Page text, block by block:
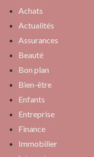
Achats
Actualités
Assurances
Beauté
Bon plan
Bien-être
Enfants
Entreprise
Finance
Immobilier